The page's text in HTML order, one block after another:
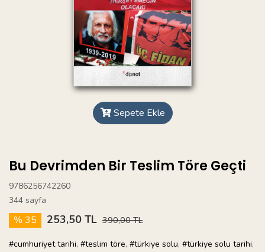
Sepete Ekle
Bu Devrimden Bir Teslim Töre Geçti
9786256742260
344 sayfa
% 35 253,50 TL 390,00 TL
#cumhuriyet tarihi, #teslim töre, #türkiye solu, #türkiye solu tarihi,